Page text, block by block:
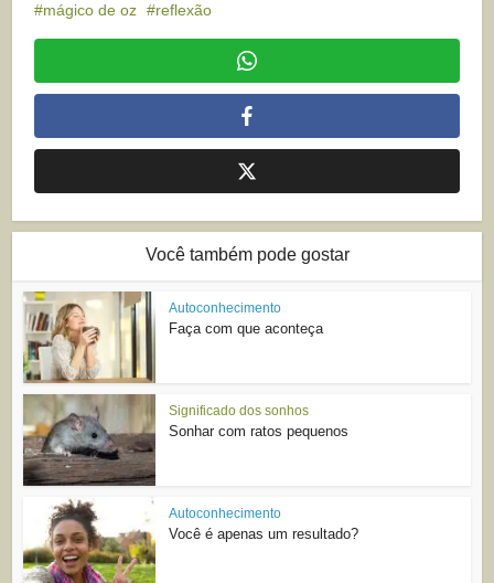
mágico de oz
reflexão
Você também pode gostar
Autoconhecimento
Faça com que aconteça
Significado dos sonhos
Sonhar com ratos pequenos
Autoconhecimento
Você é apenas um resultado?